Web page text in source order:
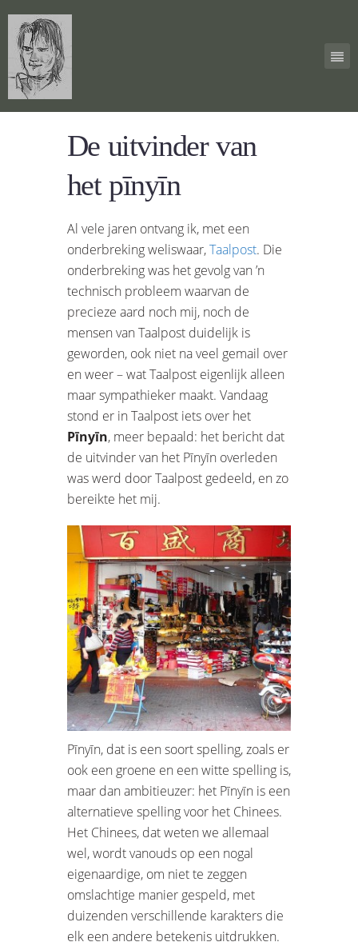
De uitvinder van
het pīnyīn
Al vele jaren ontvang ik, met een
onderbreking weliswaar,Taalpost. Die
onderbreking was het gevolg van ’n
technisch probleem waarvan de
precieze aard noch mij, noch de
mensen van Taalpost duidelijk is
geworden, ook niet na veel gemail over
en weer – wat Taalpost eigenlijk alleen
maar sympathieker maakt. Vandaag
stond er in Taalpost iets over het
Pīnyīn, meer bepaald: het bericht dat
de uitvinder van het Pīnyīn overleden
was werd door Taalpost gedeeld, en zo
bereikte het mij.
Pīnyīn, dat is een soort spelling, zoals er
ook een groene en een witte spelling is,
maar dan ambitieuzer: het Pīnyīn is een
alternatieve spelling voor het Chinees.
Het Chinees, dat weten we allemaal
wel, wordt vanouds op een nogal
eigenaardige, om niet te zeggen
omslachtige manier gespeld, met
duizenden verschillende karakters die
elk een andere betekenis uitdrukken.